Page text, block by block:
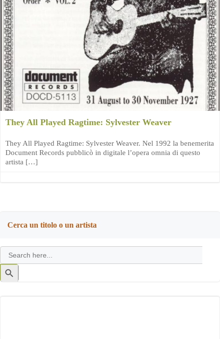
They All Played Ragtime: Sylvester Weaver
They All Played Ragtime: Sylvester Weaver. Nel 1992 la benemerita
Document Records pubblicò in digitale l’opera omnia di questo
artista […]
Cerca un titolo o un artista
Search
for:
Search
Button